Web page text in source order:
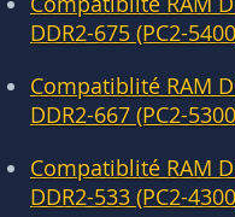
DDR2-675 (PC2-
Compatiblité RAM
DDR2-667 (PC2-
Compatiblité RAM
DDR2-533 (PC2-